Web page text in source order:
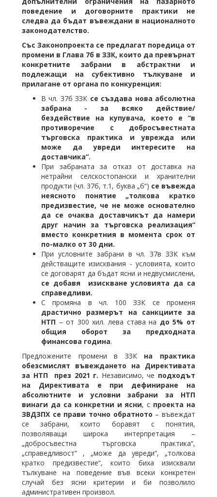
поведение и договорните практики не
следва да бъдат въвеждани в националното
законодателство.
Със Законопроекта се предлагат поредица от
промени в Глава 7б в ЗЗК, които да превърнат
конкретните забрани в абстрактни и
подлежащи на субективно тълкуване и
прилагане от органа по конкуренция:
В чл. 37б ЗЗК се създава нова абсолютна
забрана - за всяко действие/
бездействие на купувача, което е “в
противоречие с добросъвестната
търговска практика и уврежда или
може да увреди интересите на
доставчика“.
При забраната за отказ от доставка на
нетрайни селскостопански и хранителни
продукти (чл. 37б, т.1, буква „б“) се въвежда
неясното понятие „толкова кратко
предизвестие, че не може основателно
да се очаква доставчикът да намери
друг начин за търговска реализация“
вместо конкретния в момента срок от
по-малко от 30 дни.
При условните забрани в чл. 37в ЗЗК към
действащите изисквания - условията, които
се договарят да бъдат ясни и недвусмислени,
се добавя изискване условията да са
справедливи.
С промяна в чл. 100 ЗЗК се променя
драстично размерът на санкциите за
НТП – от 300 хил. лева става на до 5% от
общия оборот за предходната
финансова година.
Предложените промени в ЗЗК на практика
обезсмислят въвеждането на Директивата
за НТП през 2021 г. Независимо, че подходът
на Директивата е
при дефиниране на
абсолютните и условни забрани за НТП
винаги да са конкретни и ясни, с проекта на
ЗВДЗПХ се прави точно обратното – въвеждат
се забрани, които боравят с понятия,
позволяващи широка интерпретация –
„добросъвестна търговска практика“,
„справедливост“ , „може да увреди“, „толкова
кратко предизвестие“, които биха изисквали
тълкуване на поведение във всеки конкретен
случай без ясни критерии и би позволило
административен произвол.